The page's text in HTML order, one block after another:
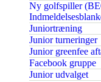
Ny golfspiller
Juniortræning
Junior turneringer
Junior greenfee
Facebook gruppe
Junior udvalget